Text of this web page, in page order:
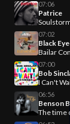
07:06
Patrice
07:02
Black
Bailar
07:00
Bob
I Can't
06:56
Benson
The time